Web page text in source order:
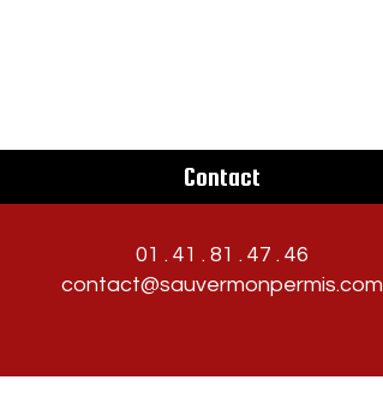
Contact
01 . 41 . 81 . 47 . 46
contact@sauvermonpermis.com